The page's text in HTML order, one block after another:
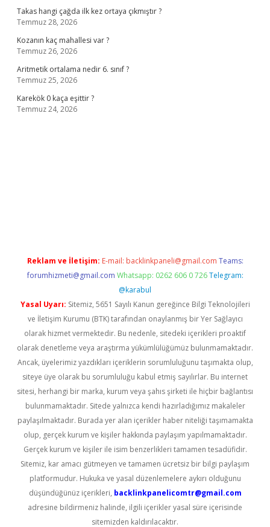
Takas hangi çağda ilk kez ortaya çıkmıştır ?
Temmuz 28, 2026
Kozanın kaç mahallesi var ?
Temmuz 26, 2026
Aritmetik ortalama nedir 6. sınıf ?
Temmuz 25, 2026
Karekök 0 kaça eşittir ?
Temmuz 24, 2026
Reklam ve İletişim: E-mail: backlinkpaneli@gmail.com Teams:
forumhizmeti@gmail.com Whatsapp: 0262 606 0 726 Telegram:
@karabul
Yasal Uyarı: Sitemiz, 5651 Sayılı Kanun gereğince Bilgi Teknolojileri
ve İletişim Kurumu (BTK) tarafından onaylanmış bir Yer Sağlayıcı
olarak hizmet vermektedir. Bu nedenle, sitedeki içerikleri proaktif
olarak denetleme veya araştırma yükümlülüğümüz bulunmamaktadır.
Ancak, üyelerimiz yazdıkları içeriklerin sorumluluğunu taşımakta olup,
siteye üye olarak bu sorumluluğu kabul etmiş sayılırlar. Bu internet
sitesi, herhangi bir marka, kurum veya şahıs şirketi ile hiçbir bağlantısı
bulunmamaktadır. Sitede yalnızca kendi hazırladığımız makaleler
paylaşılmaktadır. Burada yer alan içerikler haber niteliği taşımamakta
olup, gerçek kurum ve kişiler hakkında paylaşım yapılmamaktadır.
Gerçek kurum ve kişiler ile isim benzerlikleri tamamen tesadüfidir.
Sitemiz, kar amacı gütmeyen ve tamamen ücretsiz bir bilgi paylaşım
platformudur. Hukuka ve yasal düzenlemelere aykırı olduğunu
düşündüğünüz içerikleri, backlinkpanelicomtr@gmail.com
adresine bildirmeniz halinde, ilgili içerikler yasal süre içerisinde
sitemizden kaldırılacaktır.